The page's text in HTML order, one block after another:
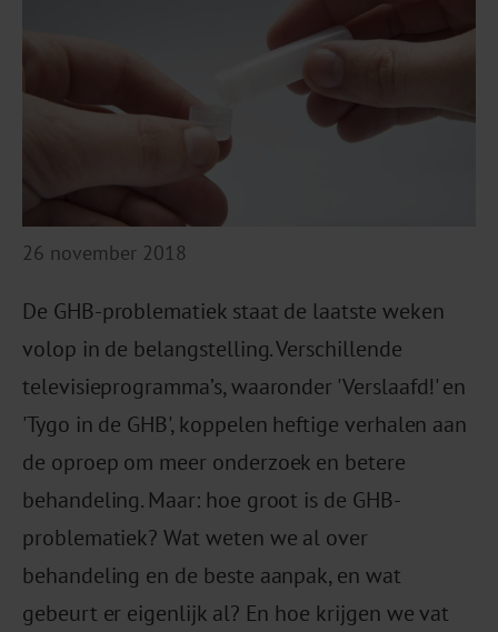
26 november 2018
De GHB-problematiek staat de laatste weken
volop in de belangstelling. Verschillende
televisieprogramma’s, waaronder 'Verslaafd!' en
'Tygo in de GHB', koppelen heftige verhalen aan
de oproep om meer onderzoek en betere
behandeling. Maar: hoe groot is de GHB-
problematiek? Wat weten we al over
behandeling en de beste aanpak, en wat
gebeurt er eigenlijk al? En hoe krijgen we vat